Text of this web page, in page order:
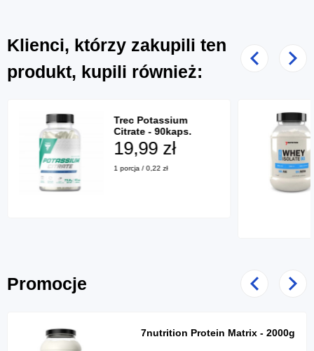
Klienci, którzy zakupili ten
produkt, kupili również:
Poprzedni
Trec Potassium
Citrate - 90kaps.
19,99 zł
1 porcja / 0,22 zł
Promocje Poprzedni
7nutrition Protein Matrix - 2000g